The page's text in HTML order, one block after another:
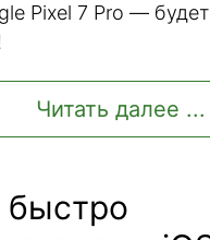
Pixel 7 Pro —
Читать далее ...